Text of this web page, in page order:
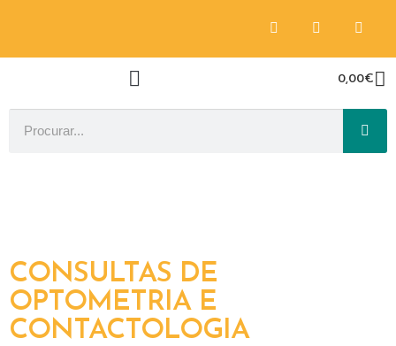
0,00€
CONSULTAS DE
OPTOMETRIA E
CONTACTOLOGIA​